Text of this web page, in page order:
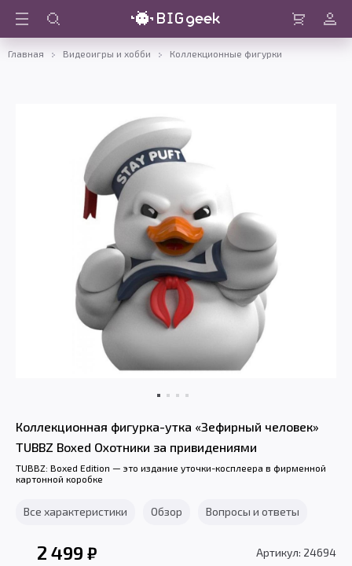
Войти
Главная Видеоигры и хобби Коллекционные фигурки
Коллекционная фигурка-утка «Зефирный человек»
TUBBZ Boxed Охотники за привидениями
TUBBZ: Boxed Edition — это издание уточки-косплеера в фирменной
картонной коробке
Все характеристики Обзор Вопросы и ответы
2 499 ₽ Артикул: 24694